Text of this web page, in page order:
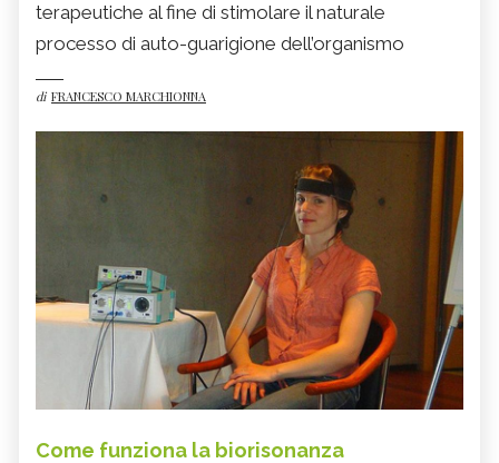
terapeutiche al fine di stimolare il naturale
processo di auto-guarigione dell’organismo
di FRANCESCO MARCHIONNA
Come funziona la biorisonanza